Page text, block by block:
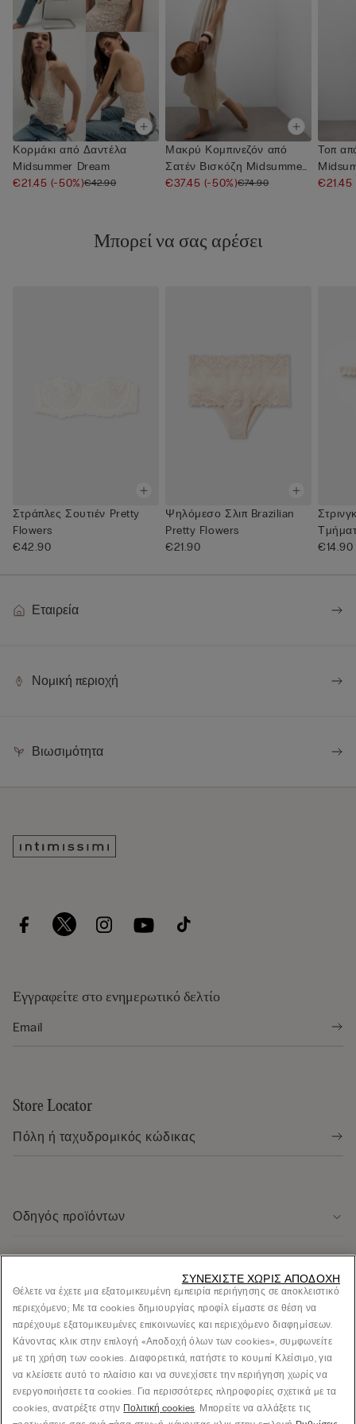
Κορμάκι από Δαντέλα
Midsummer Dream
€21.45 (-50%)€42.90
Μακρύ Κομπινεζόν από
Σατέν Βισκόζη Midsummer
Dream
€37.45 (-50%)€74.90
Τοπ
€21.45
Μπορεί να σας αρέσει
Στράπλες Σουτιέν Pretty
Flowers
€42.90
Ψηλόμεσο Σλιπ Brazilian
Pretty Flowers
€21.90
€14.90
Εταιρεία
Νομική περιοχή
Βιωσιμότητα
Εγγραφείτε στο ενημερωτικό δελτίο
Store Locator
Οδηγός προϊόντων
Νομική περιοχή
Εταιρεία
Θέλετε να έχετε μια εξατομικευμένη εμπειρία περιήγησης σε αποκλειστικό
περιεχόμενο; Με τα cookies δημιουργίας προφίλ είμαστε σε θέση να
παρέχουμε εξατομικευμένες επικοινωνίες και περιεχόμενο διαφημίσεων.
Κάνοντας κλικ στην επιλογή «Αποδοχή όλων των cookies», συμφωνείτε
με τη χρήση των cookies. Διαφορετικά, πατήστε το κουμπί Κλείσιμο, για
να κλείσετε αυτό το πλαίσιο και να συνεχίσετε την περιήγηση χωρίς να
ενεργοποιήσετε τα cookies. Για περισσότερες πληροφορίες σχετικά με τα
cookies, ανατρέξτε στην Πολιτική cookies. Μπορείτε να αλλάξετε τις
ΣΥΝΕΧΊΣΤΕ ΧΩΡΊΣ ΑΠΟΔΟΧΉ